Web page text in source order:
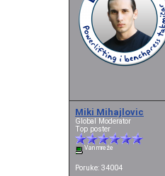
Miki Mihajlovic
Global Moderator
Top poster
Van mreže
Poruke: 34004